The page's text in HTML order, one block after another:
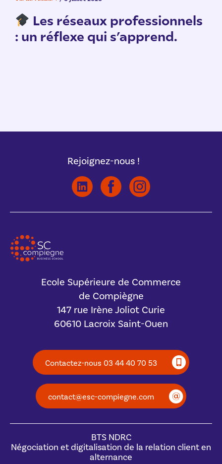
Les réseaux professionnels
: un réflexe qui s’apprend.
Rejoignez-nous !
Ecole Supérieure de Commerce
de Compiègne
147 rue Irène Joliot Curie
60610 Lacroix Saint-Ouen
Contactez-nous 03 44 40 70 53
contact@esc-compiegne.com
BTS NDRC
Négociation et digitalisation de la relation client en
alternance